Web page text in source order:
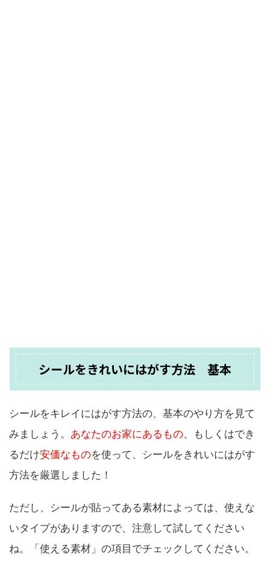
シールをきれいにはがす方法 基本
シールをキレイにはがす方法の、基本のやり方を見て
みましょう。 あなたのお家にあるもの、もしくはでき
るだけ安価なものを使って、シールをきれいにはがす
方法を厳選しました！
ただし、シールが貼ってある素材によっては、使えな
いタイプがありますので、注意して試してください
ね。「使える素材」の項目でチェックしてください。